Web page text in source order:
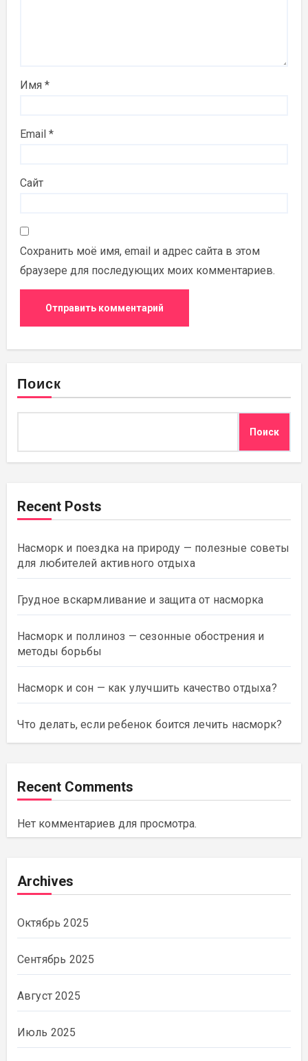
Имя*
Email*
Сайт
Сохранить моё имя, email и адрес сайта в этом
браузере для последующих моих комментариев.
Поиск
Поиск
Recent Posts
Насморк и поездка на природу — полезные советы
для любителей активного отдыха
Грудное вскармливание и защита от насморка
Насморк и поллиноз — сезонные обострения и
методы борьбы
Насморк и сон — как улучшить качество отдыха?
Что делать, если ребенок боится лечить насморк?
Recent Comments
Нет комментариев для просмотра.
Archives
Октябрь 2025
Сентябрь 2025
Август 2025
Июль 2025